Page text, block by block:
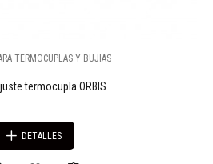
TERMOCUPLAS Y BUJIAS
termocupla ORBIS
DETALLES